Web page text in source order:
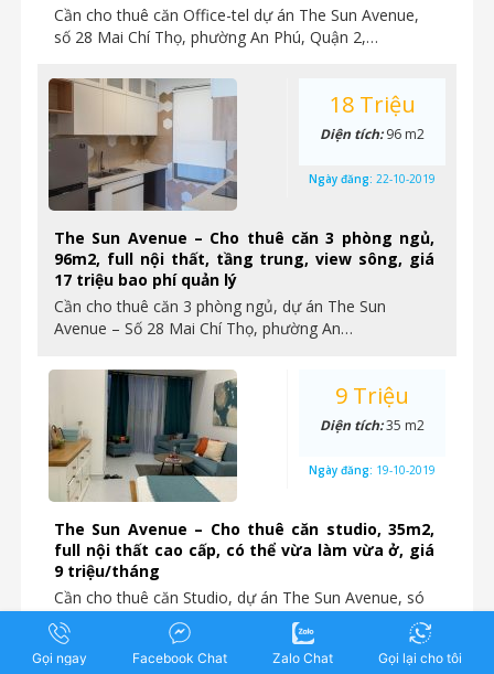
Cần cho thuê căn Office-tel dự án The Sun Avenue,
số 28 Mai Chí Thọ, phường An Phú, Quận 2,…
The Sun Avenue – Cho thuê căn 3 phòng ngủ,
96m2, full nội thất, tầng trung, view sông, giá
17 triệu bao phí quản lý
Cần cho thuê căn 3 phòng ngủ, dự án The Sun
Avenue – Số 28 Mai Chí Thọ, phường An…
18 Triệu
Diện tích:96 m2
Ngày đăng: 22-10-2019
The Sun Avenue – Cho thuê căn studio, 35m2,
full nội thất cao cấp, có thể vừa làm vừa ở, giá
9 triệu/tháng
Cần cho thuê căn Studio, dự án The Sun Avenue, só
28 ??Mai Chí Thọ, phường An Phú, quận 2, TP…
9 Triệu
Diện tích:35 m2
Ngày đăng: 19-10-2019
Gọi ngay Facebook Chat Zalo Chat Gọi lại cho tôi